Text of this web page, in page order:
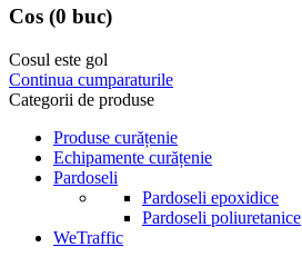
Cos (0 buc)
Cosul este gol
Continua cumparaturile
Categorii de produse
Produse curățenie
Echipamente curățenie
Pardoseli
Pardoseli epoxidice
Pardoseli poliuretanice
WeTraffic